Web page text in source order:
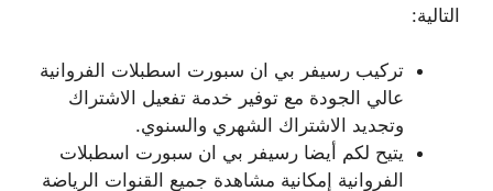
التالية:
تركيب رسيفر بي ان سبورت اسطبلات الفروانية
عالي الجودة مع توفير خدمة تفعيل الاشتراك
وتجديد الاشتراك الشهري والسنوي.
يتيح لكم أيضا رسيفر بي ان سبورت اسطبلات
الفروانية إمكانية مشاهدة جميع القنوات الرياضة